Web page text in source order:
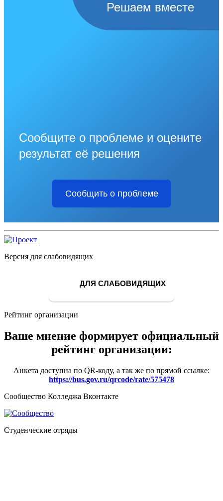
Решаем вместе
Сообщите о проблеме и оцените
результат её решения
Сообщить о проблеме
Версия для слабовидящих
ДЛЯ СЛАБОВИДЯЩИХ
Рейтинг организации
Ваше мнение формирует официальный
рейтинг организации:
Анкета доступна по QR-коду, а так же по прямой ссылке:
https://bus.gov.ru/qrcode/rate/575478
Сообщество Колледжа Вконтакте
Студенческие отряды